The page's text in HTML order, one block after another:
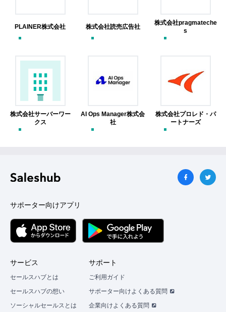
PLAINER株式会社 株式会社読売広告社
株式会社pragmateche
s
株式会社サーバーワー
クス
AI Ops Manager株式会
社
株式会社プロレド・パ
ートナーズ
サポーター向けアプリ
サービス
セールスハブとは
セールスハブの想い
ソーシャルセールスとは
サポート
ご利用ガイド
サポーター向けよくある質問
企業向けよくある質問